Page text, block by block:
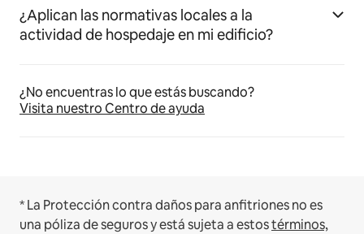
¿Aplican las normativas locales a la
actividad de hospedaje en mi edificio?
¿No encuentras lo que estás buscando?
Visita nuestro Centro de ayuda
* La Protección contra daños para anfitriones no es
una póliza de seguros y está sujeta a estostérminos,